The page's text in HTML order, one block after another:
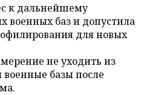
к дальнейшему
военных баз и допустила
для новых
не уходить из
военные базы после